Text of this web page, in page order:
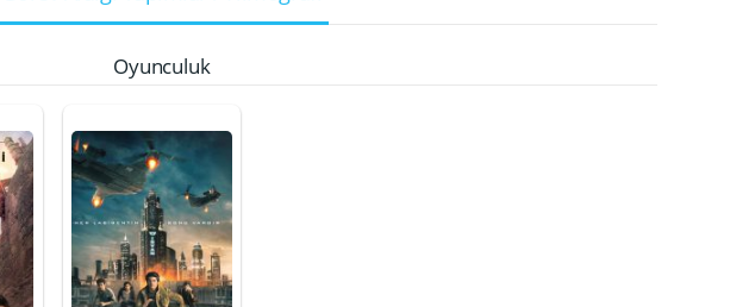
Oyunculuk